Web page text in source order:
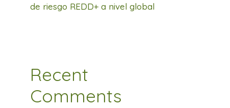
de riesgo REDD+ a nivel global
Recent
Comments